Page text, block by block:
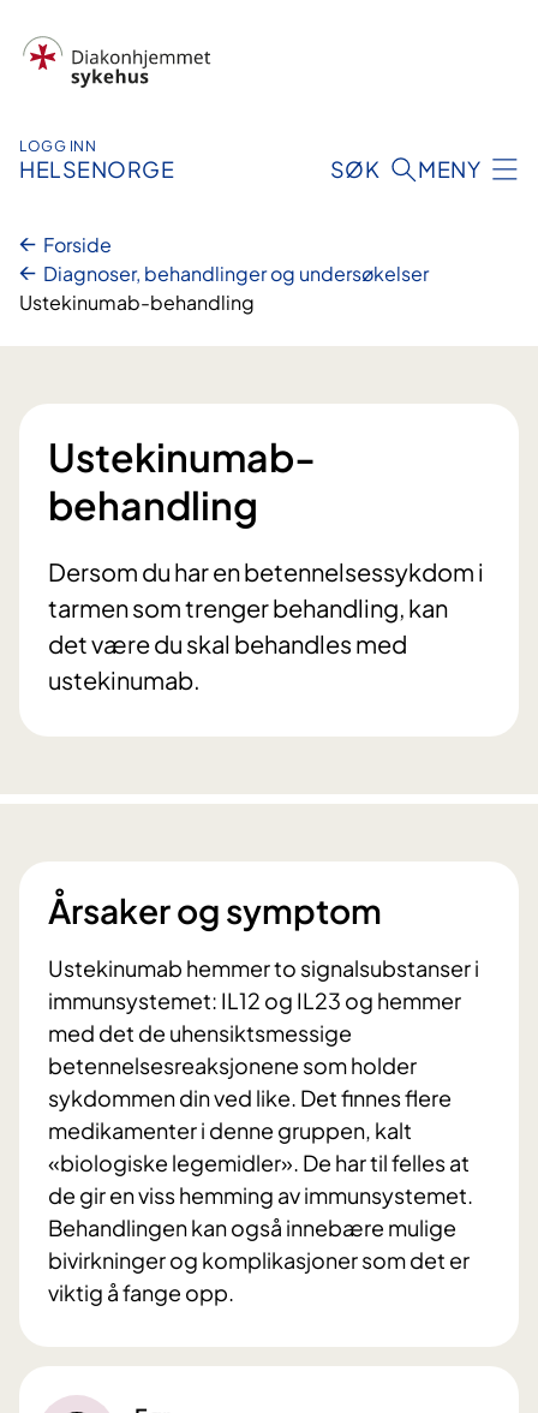
innhold
LOGG INN
HELSENORGE SØK MENY
Forside
Diagnoser, behandlinger og undersøkelser
Ustekinumab-behandling
Ustekinumab-
behandling
Dersom du har en betennelsessykdom i
tarmen som trenger behandling, kan
det være du skal behandles med
ustekinumab.
Årsaker og symptom
Ustekinumab hemmer to signalsubstanser i
immunsystemet: IL12 og IL23 og hemmer
med det de uhensiktsmessige
betennelsesreaksjonene som holder
sykdommen din ved like. Det finnes flere
medikamenter i denne gruppen, kalt
«biologiske legemidler». De har til felles at
de gir en viss hemming av immunsystemet.
Behandlingen kan også innebære mulige
bivirkninger og komplikasjoner som det er
viktig å fange opp.